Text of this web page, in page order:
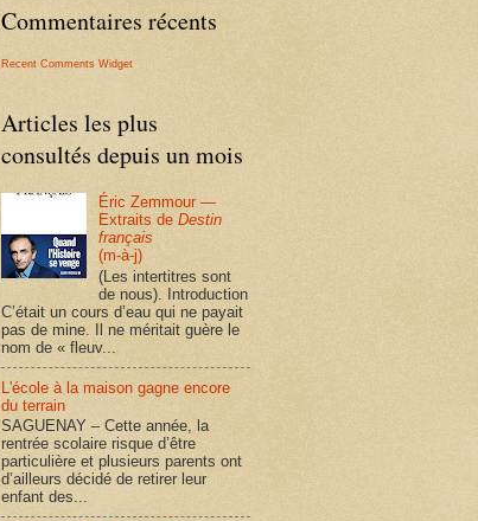
Commentaires récents
Recent Comments Widget
Articles les plus
consultés depuis un mois
Éric Zemmour —
Extraits deDestin
français
(m-à-j)
(Les intertitres sont
de nous). Introduction
C’était un cours d’eau qui ne payait
pas de mine. Il ne méritait guère le
nom de « fleuv...
L'école à la maison gagne encore
du terrain
SAGUENAY – Cette année, la
rentrée scolaire risque d’être
particulière et plusieurs parents ont
d’ailleurs décidé de retirer leur
enfant des...